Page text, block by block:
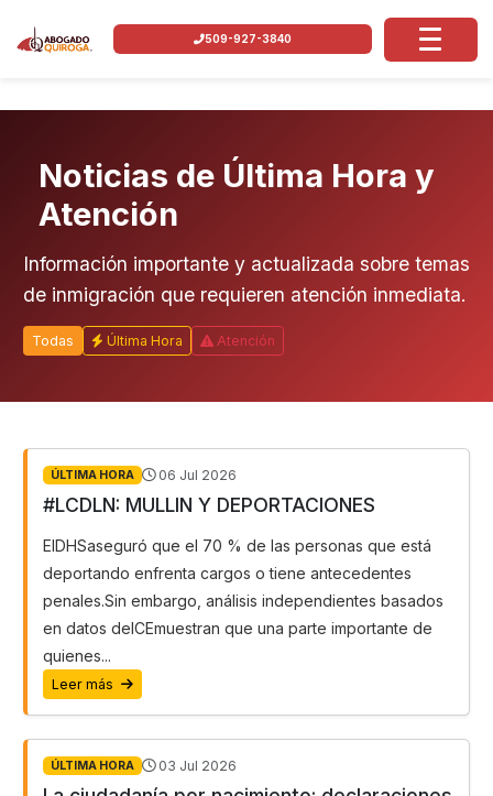
509-927-3840
Noticias de Última Hora y
Atención
Información importante y actualizada sobre temas
de inmigración que requieren atención inmediata.
Todas Última Hora Atención
ÚLTIMA HORA 06 Jul 2026
#LCDLN: MULLIN Y DEPORTACIONES
ElDHSaseguró que el 70 % de las personas que está
deportando enfrenta cargos o tiene antecedentes
penales.Sin embargo, análisis independientes basados
en datos deICEmuestran que una parte importante de
quienes...
Leer más
ÚLTIMA HORA 03 Jul 2026